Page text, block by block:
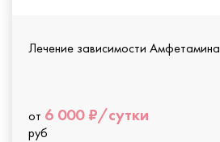
Лечение зависимости Амфетамина
от 6 000 ₽/сутки
руб